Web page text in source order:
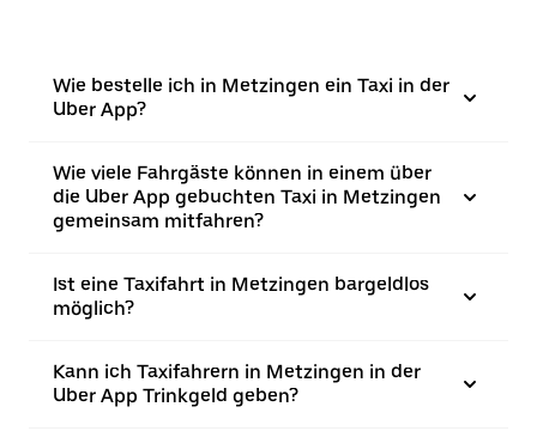
Wie bestelle ich in Metzingen ein Taxi in der
Uber App?
Wie viele Fahrgäste können in einem über
die Uber App gebuchten Taxi in Metzingen
gemeinsam mitfahren?
Ist eine Taxifahrt in Metzingen bargeldlos
möglich?
Kann ich Taxifahrern in Metzingen in der
Uber App Trinkgeld geben?